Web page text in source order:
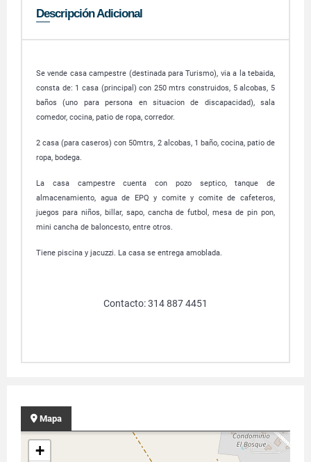
Descripción Adicional
Se vende casa campestre (destinada para Turismo), via a la tebaida,
consta de: 1 casa (principal) con 250 mtrs construidos, 5 alcobas, 5
baños (uno para persona en situacion de discapacidad), sala
comedor, cocina, patio de ropa, corredor.
2 casa (para caseros) con 50mtrs, 2 alcobas, 1 baño, cocina, patio de
ropa, bodega.
La casa campestre cuenta con pozo septico, tanque de
almacenamiento, agua de EPQ y comite y comite de cafeteros,
juegos para niños, billar, sapo, cancha de futbol, mesa de pin pon,
mini cancha de baloncesto, entre otros.
Tiene piscina y jacuzzi. La casa se entrega amoblada.
Contacto: 314 887 4451
Mapa
+